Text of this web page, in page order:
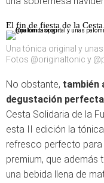
El fin de fiesta de la
Una tónica original y
Fotos @originaltonic y
No obstante, también
degustación
Cesta Solidaria de la
esta II edición la
refresco perfecto
premium, que además
una bebida llena de